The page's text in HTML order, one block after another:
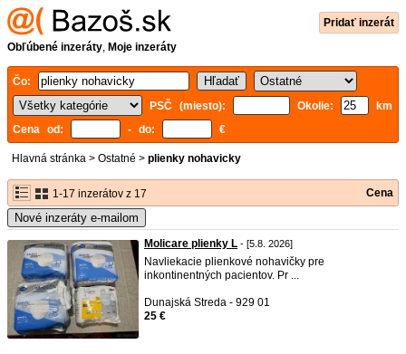
Pridať inzerát
Obľúbené inzeráty, Moje inzeráty
Čo:
PSČ (miesto):
Okolie:
km
Cena od:
- do: €
Hlavná stránka > Ostatné > plienky nohavicky
1-17 inzerátov z 17 Cena
Nové inzeráty e-mailom
Molicare plienky L - [5.8. 2026]
Navliekacie plienkové nohavičky pre
inkontinentných pacientov. Pr ...
Dunajská Streda - 929 01
25 €